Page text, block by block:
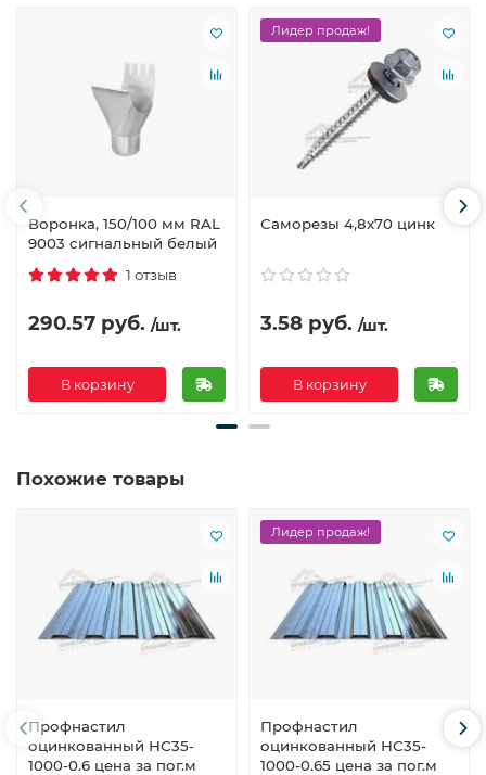
Воронка, 150/100 мм RAL
9003 сигнальный белый
1 отзыв
290.57 руб. /шт.
В корзину
Лидер продаж!
Саморезы 4,8х70 цинк
3.58 руб. /шт.
В корзину
Похожие товары
Профнастил
оцинкованный НС35-
1000-0.6 цена за пог.м
Лидер продаж!
Профнастил
оцинкованный НС35-
1000-0.65 цена за пог.м